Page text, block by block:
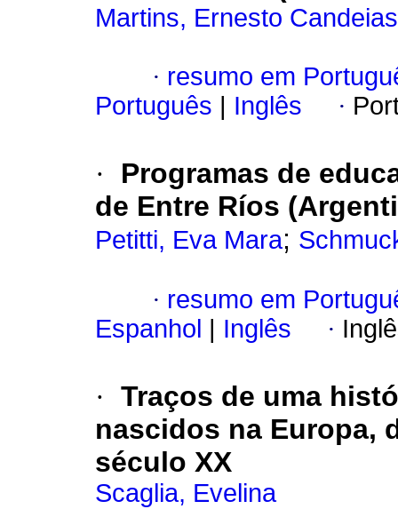
Martins, Ernesto Candeias
· resumo em
Português
Inglês ·
·
Programas de
de Entre Ríos
Petitti, Eva Mara;
· resumo em
Espanhol
Inglês ·
· Traços de uma
nascidos na Europa,
século XX
Scaglia, Evelina